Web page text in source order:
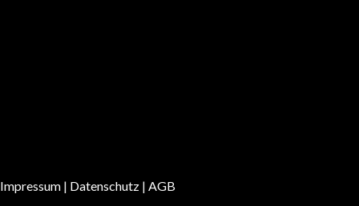
Impressum | Datenschutz | AGB